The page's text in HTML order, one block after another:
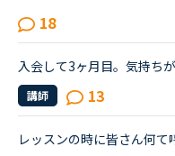
18
講師 13